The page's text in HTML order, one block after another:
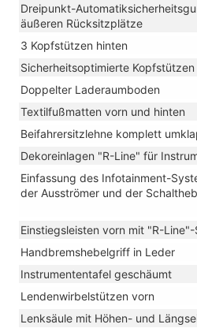
Dreipunkt-
äußeren Rücksitzplätze
3 Kopfstützen hinten
Sicherheitsoptimierte Kopfstützen
Doppelter Laderaumboden
Textilfußmatten vorn und hinten
Beifahrersitzlehne komplett
Dekoreinlagen "R-Line" für
Einfassung des Infotainment-
der Ausströmer und der
Einstiegsleisten vorn mit "R-
Handbremshebelgriff in Leder
Instrumententafel geschäumt
Lendenwirbelstützen vorn
Lenksäule mit Höhen- und